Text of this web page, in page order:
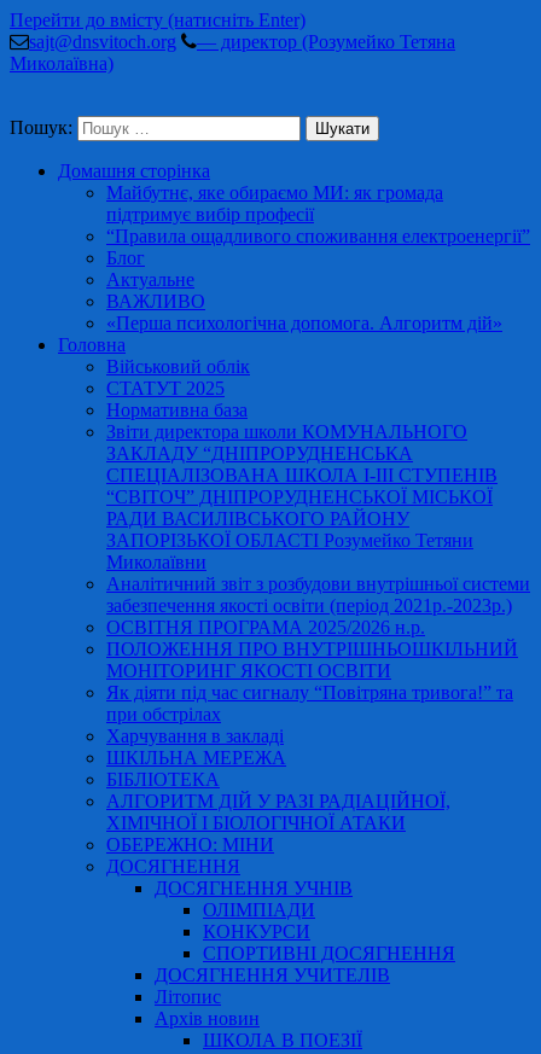
Перейти до вмісту (натисніть Enter)
sajt@dnsvitoch.org
— директор (Розумейко Тетяна
Миколаївна)
Пошук:
Домашня сторінка
Майбутнє, яке обираємо МИ: як громада
підтримує вибір професії
“Правила ощадливого споживання електроенергії”
Блог
Актуальне
ВАЖЛИВО
«Перша психологічна допомога. Алгоритм дій»
Головна
Військовий облік
СТАТУТ 2025
Нормативна база
Звіти директора школи КОМУНАЛЬНОГО
ЗАКЛАДУ “ДНІПРОРУДНЕНСЬКА
СПЕЦІАЛІЗОВАНА ШКОЛА І-ІІІ СТУПЕНІВ
“СВІТОЧ” ДНІПРОРУДНЕНСЬКОЇ МІСЬКОЇ
РАДИ ВАСИЛІВСЬКОГО РАЙОНУ
ЗАПОРІЗЬКОЇ ОБЛАСТІ Розумейко Тетяни
Миколаївни
Аналітичний звіт з розбудови внутрішньої системи
забезпечення якості освіти (період 2021р.-2023р.)
ОСВІТНЯ ПРОГРАМА 2025/2026 н.р.
ПОЛОЖЕННЯ ПРО ВНУТРІШНЬОШКІЛЬНИЙ
МОНІТОРИНГ ЯКОСТІ ОСВІТИ
Як діяти під час сигналу “Повітряна тривога!” та
при обстрілах
Харчування в закладі
ШКІЛЬНА МЕРЕЖА
БІБЛІОТЕКА
АЛГОРИТМ ДІЙ У РАЗІ РАДІАЦІЙНОЇ,
ХІМІЧНОЇ І БІОЛОГІЧНОЇ АТАКИ
ОБЕРЕЖНО: МІНИ
ДОСЯГНЕННЯ
ДОСЯГНЕННЯ УЧНІВ
ОЛІМПІАДИ
КОНКУРСИ
СПОРТИВНІ ДОСЯГНЕННЯ
ДОСЯГНЕННЯ УЧИТЕЛІВ
Літопис
Архів новин
ШКОЛА В ПОЕЗІЇ